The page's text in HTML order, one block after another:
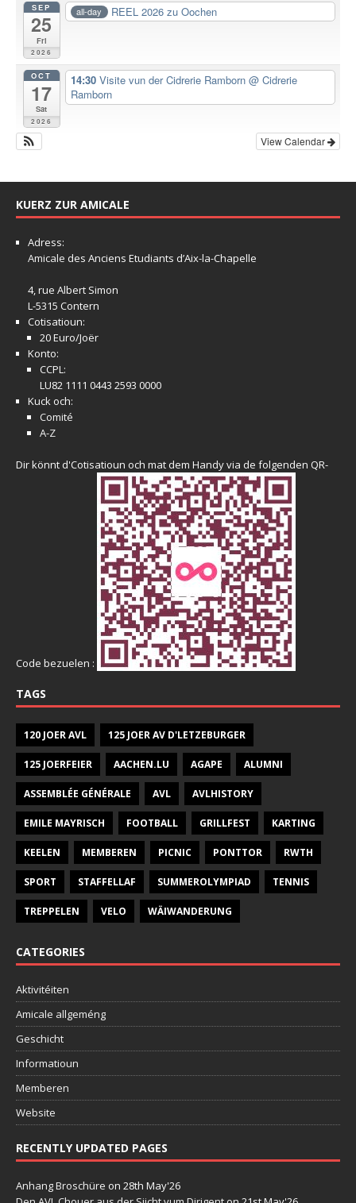
SEP
25
Fri
2026
all-day REEL 2026 zu Oochen
OCT
17
Sat
2026
14:30 Visite vun der Cidrerie Ramborn @ Cidrerie
Ramborn
View Calendar
KUERZ ZUR AMICALE
Adress:
Amicale des Anciens Etudiants d’Aix-la-Chapelle
4, rue Albert Simon
L-5315 Contern
Cotisatioun:
20 Euro/Joër
Konto:
CCPL:
LU82 1111 0443 2593 0000
Kuck och:
Comité
A-Z
Dir könnt d'Cotisatioun och mat dem Handy via de folgenden QR-
Code bezuelen :
TAGS
120 JOER AVL 125 JOER AV D'LETZEBURGER
125 JOERFEIER AACHEN.LU AGAPE ALUMNI
ASSEMBLÉE GÉNÉRALE AVL AVLHISTORY
EMILE MAYRISCH FOOTBALL GRILLFEST KARTING
KEELEN MEMBEREN PICNIC PONTTOR RWTH
SPORT STAFFELLAF SUMMEROLYMPIAD TENNIS
TREPPELEN VELO WÄIWANDERUNG
CATEGORIES
Aktivitéiten
Amicale allgeméng
Geschicht
Informatioun
Memberen
Website
RECENTLY UPDATED PAGES
Anhang Broschüre on 28th May'26